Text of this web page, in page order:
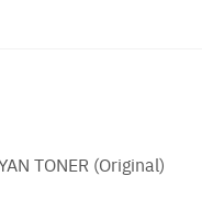
TONER (Original)